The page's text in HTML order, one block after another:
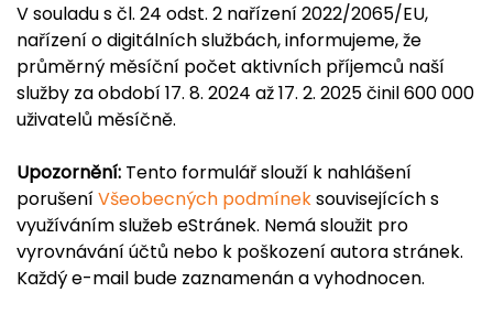
V souladu s čl. 24 odst. 2 nařízení 2022/2065/EU,
nařízení o digitálních službách, informujeme, že
průměrný měsíční počet aktivních příjemců naší
služby za období 17. 8. 2024 až 17. 2. 2025 činil 600 000
uživatelů měsíčně.
Upozornění: Tento formulář slouží k nahlášení
porušeníVšeobecných podmíneksouvisejících s
využíváním služeb eStránek. Nemá sloužit pro
vyrovnávání účtů nebo k poškození autora stránek.
Každý e-mail bude zaznamenán a vyhodnocen.